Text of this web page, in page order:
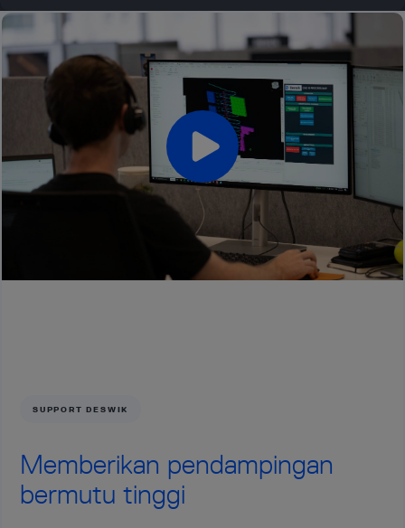
SUPPORT DESWIK
Memberikan pendampingan
bermutu tinggi